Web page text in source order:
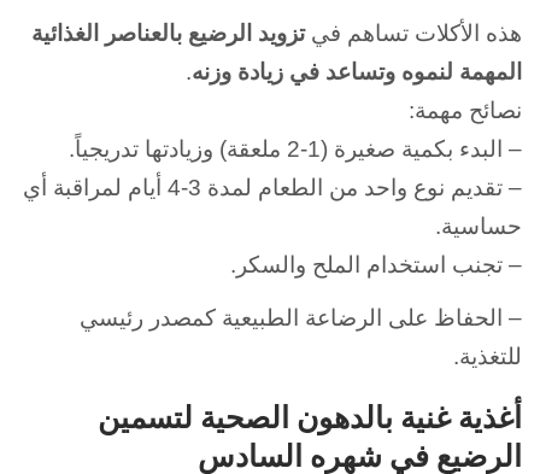
هذه الأكلات تساهم فيتزويد الرضيع بالعناصر الغذائية
المهمة لنموه وتساعد في زيادة وزنه.
نصائح مهمة:
– البدء بكمية صغيرة (1-2 ملعقة) وزيادتها تدريجياً.
– تقديم نوع واحد من الطعام لمدة 3-4 أيام لمراقبة أي
حساسية.
– تجنب استخدام الملح والسكر.
– الحفاظ على الرضاعة الطبيعية كمصدر رئيسي
للتغذية.
أغذية غنية بالدهون الصحية لتسمين
الرضيع في شهره السادس